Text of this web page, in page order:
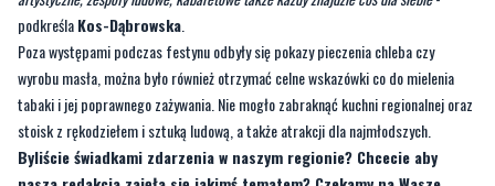
podkreślaKos-Dąbrowska
Poza występami podczas festynu odbyły się pokazy pieczenia chleba czy
wyrobu masła, można było również otrzymać celne wskazówki co do mielenia
tabaki i jej poprawnego zażywania. Nie mogło zabraknąć kuchni regionalnej oraz
stoisk z rękodziełem i sztuką ludową, a także atrakcji dla najmłodszych.
Byliście świadkami zdarzenia w naszym regionie? Chcecie aby